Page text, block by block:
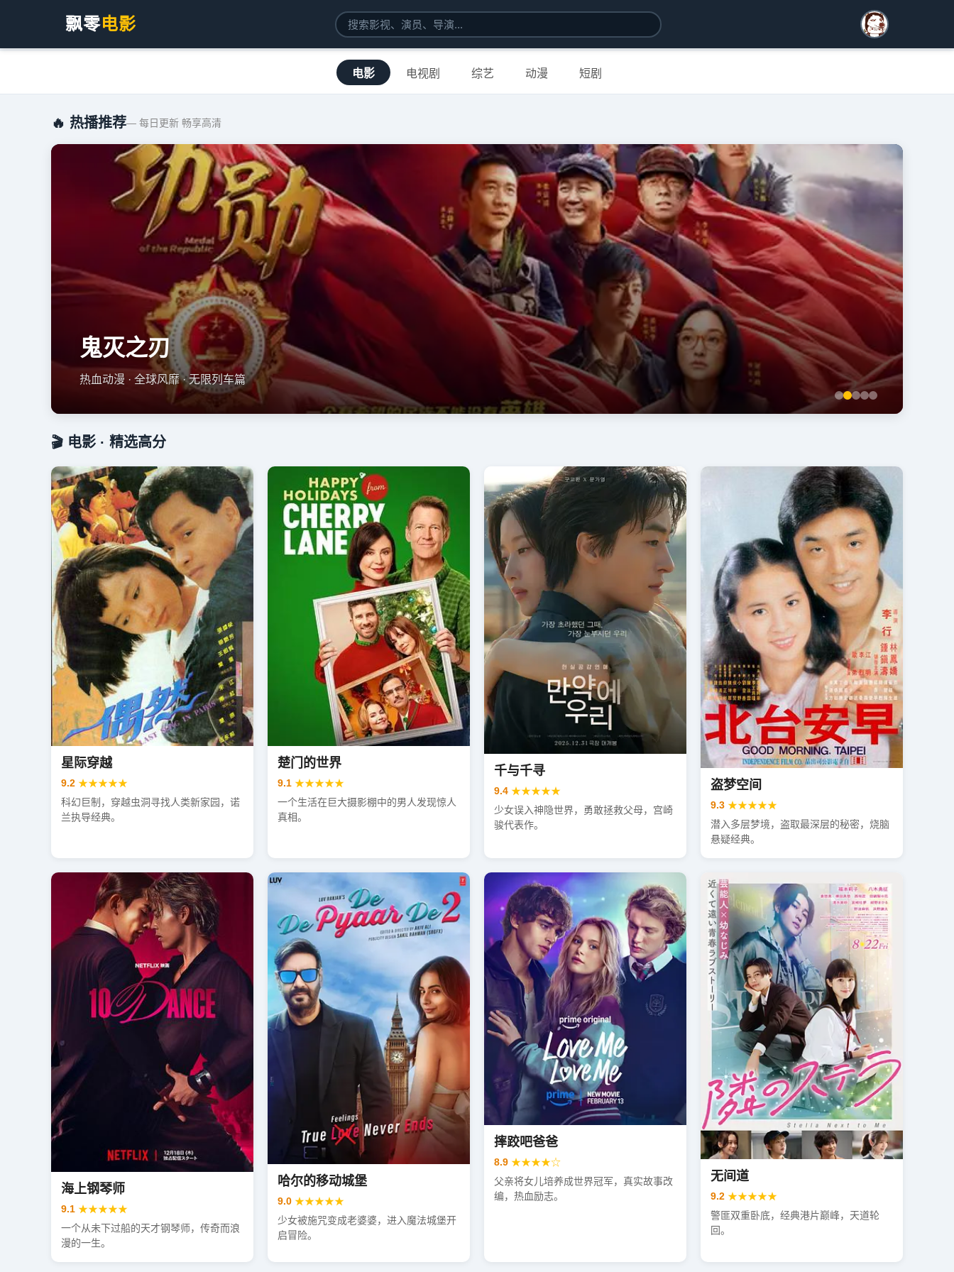
飘零电影
电影 电视剧 综艺 动漫 短剧
🔥 热播推荐— 每日更新 畅享高清
鬼灭之刃
热血动漫 · 全球风靡 · 无限列车篇
🎬 电影 · 精选高分
星际穿越
9.2 ★★★★★
科幻巨制，穿越虫洞寻找人类新家园，诺
兰执导经典。
楚门的世界
9.1 ★★★★★
一个生活在巨大摄影棚中的男人发现惊人
真相。
千与千寻
9.4 ★★★★★
少女误入神隐世界，勇敢拯救父母，宫崎
骏代表作。
盗梦空间
9.3 ★★★★★
潜入多层梦境，盗取最深层的秘密，烧脑
悬疑经典。
海上钢琴师
9.1 ★★★★★
一个从未下过船的天才钢琴师，传奇而浪
漫的一生。
哈尔的移动城堡
9.0 ★★★★★
少女被施咒变成老婆婆，进入魔法城堡开
启冒险。
摔跤吧爸爸
8.9 ★★★★☆
父亲将女儿培养成世界冠军，真实故事改
编，热血励志。
无间道
9.2 ★★★★★
警匪双重卧底，经典港片巅峰，天道轮
回。